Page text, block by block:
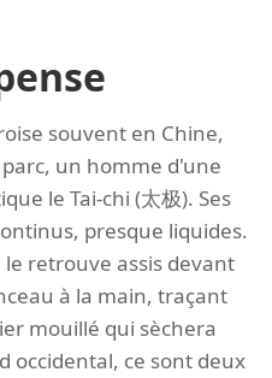
souvent en Chine,
un homme d'une
le Tai-chi (太极). Ses
presque liquides.
retrouve assis devant
à la main, traçant
mouillé qui sèchera
occidental, ce sont deux